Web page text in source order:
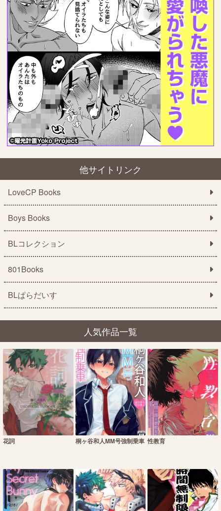
他サイトリンク
LoveCP Books
Boys Books
BLコレクション
801Books
BLぱらだいす
人気作品一覧
花詞 桐ヶ谷和人MM号強制乗車 性教育